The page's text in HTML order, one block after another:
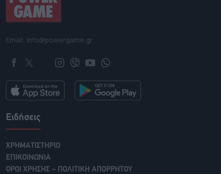
Email: info@powergame.gr
Ειδήσεις
ΧΡΗΜΑΤΙΣΤΗΡΙΟ
ΕΠΙΚΟΙΝΩΝΙΑ
ΟΡΟΙ ΧΡΗΣΗΣ – ΠΟΛΙΤΙΚΗ ΑΠΟΡΡΗΤΟΥ